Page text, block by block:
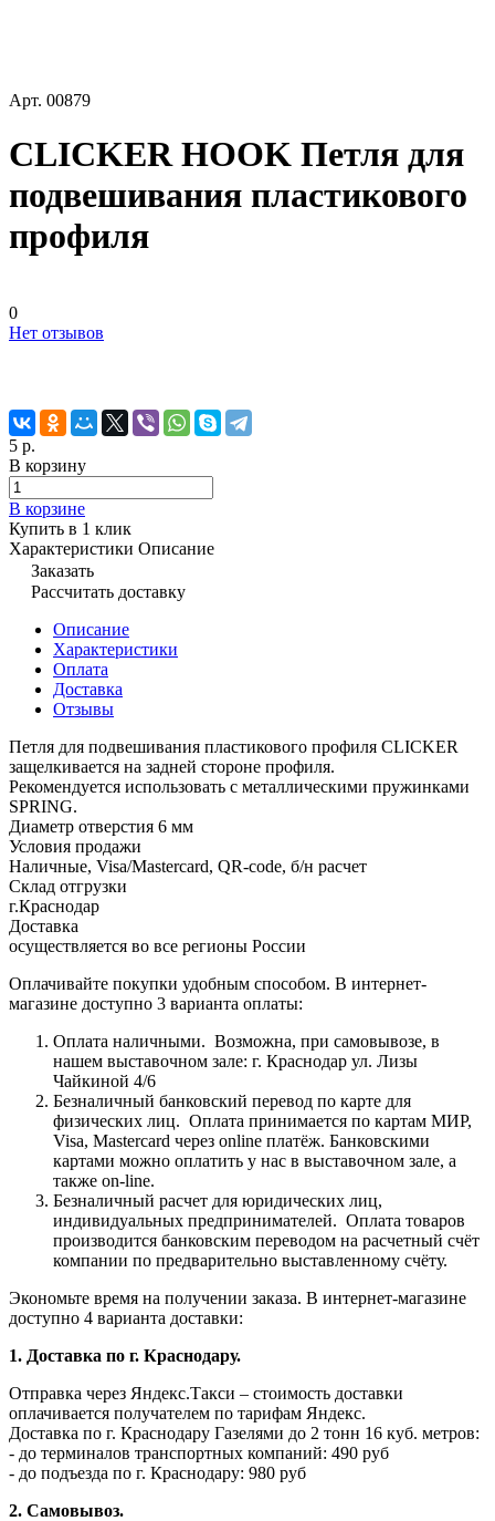
Арт. 00879
CLICKER HOOK Петля для
подвешивания пластикового
профиля
0
Нет отзывов
5 р.
В корзину
В корзине
Купить в 1 клик
Характеристики Описание
Заказать
Рассчитать доставку
Описание
Характеристики
Оплата
Доставка
Отзывы
Петля для подвешивания пластикового профиля CLICKER
защелкивается на задней стороне профиля.
Рекомендуется использовать с металлическими пружинками
SPRING.
Диаметр отверстия 6 мм
Условия продажи
Наличные, Visa/Mastercard, QR-code, б/н расчет
Склад отгрузки
г.Краснодар
Доставка
осуществляется во все регионы России
Оплачивайте покупки удобным способом. В интернет-
магазине доступно 3 варианта оплаты:
Оплата наличными. Возможна, при самовывозе, в
нашем выставочном зале: г. Краснодар ул. Лизы
Чайкиной 4/6
Безналичный банковский перевод по карте для
физических лиц. Оплата принимается по картам МИР,
Visa, Mastercard через online платёж. Банковскими
картами можно оплатить у нас в выставочном зале, а
также on-line.
Безналичный расчет для юридических лиц,
индивидуальных предпринимателей. Оплата товаров
производится банковским переводом на расчетный счёт
компании по предварительно выставленному счёту.
Экономьте время на получении заказа. В интернет-магазине
доступно 4 варианта доставки:
1. Доставка по г. Краснодару.
Отправка через Яндекс.Такси – стоимость доставки
оплачивается получателем по тарифам Яндекс.
Доставка по г. Краснодару Газелями до 2 тонн 16 куб. метров:
- до терминалов транспортных компаний: 490 руб
- до подъезда по г. Краснодару: 980 руб
2. Самовывоз.